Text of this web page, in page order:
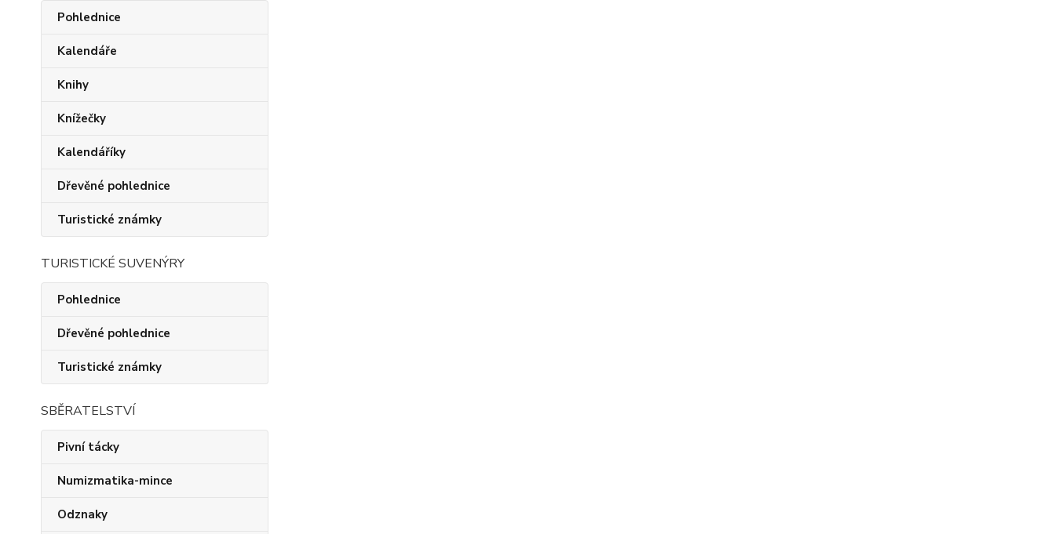
Pohlednice
Kalendáře
Knihy
Knížečky
Kalendáříky
Dřevěné pohlednice
Turistické známky
TURISTICKÉ SUVENÝRY
Pohlednice
Dřevěné pohlednice
Turistické známky
SBĚRATELSTVÍ
Pivní tácky
Numizmatika-mince
Odznaky